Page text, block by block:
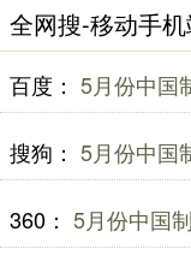
全网搜-移动手
百度： 5月份中国
搜狗： 5月份中国
360： 5月份中国